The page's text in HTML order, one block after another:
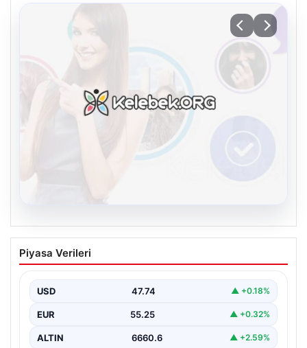
Kelebek chat adresi İle Çevrim içi
İletişimin Güvenli Adresi Ve Sohbet
Dijital çağında bireylerin seviyeli bir şekilde iletişim
Piyasa Verileri
USD 47.74 ▲ +0.18%
EUR 55.25 ▲ +0.32%
ALTIN 6660.6 ▲ +2.59%